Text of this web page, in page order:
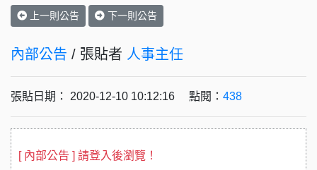
上一則公告 下一則公告
內部公告 / 張貼者 人事主任
張貼日期： 2020-12-10 10:12:16 點閱： 438
[ 內部公告 ] 請登入後瀏覽！